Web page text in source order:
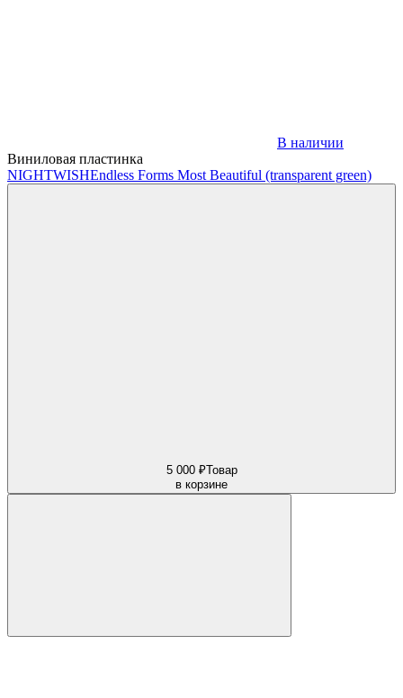
В наличии
Виниловая пластинка
NIGHTWISHEndless Forms Most Beautiful (transparent green)
5 000 ₽Товар
в корзине